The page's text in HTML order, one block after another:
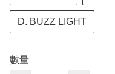
D. BUZZ LIGHT
數量